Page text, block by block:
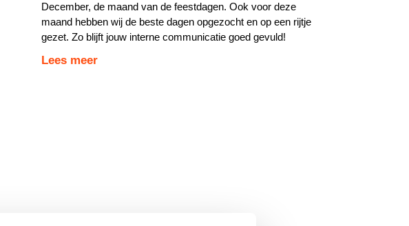
December, de maand van de feestdagen. Ook voor deze
maand hebben wij de beste dagen opgezocht en op een rijtje
gezet. Zo blijft jouw interne communicatie goed gevuld!
Lees meer